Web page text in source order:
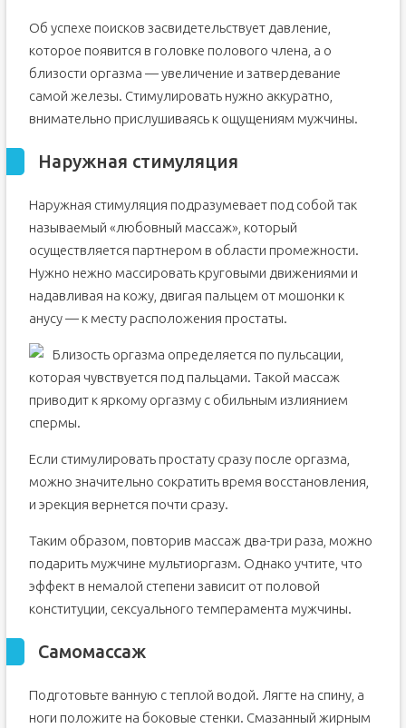
Об успехе поисков засвидетельствует давление,
которое появится в головке полового члена, а о
близости оргазма — увеличение и затвердевание
самой железы. Стимулировать нужно аккуратно,
внимательно прислушиваясь к ощущениям мужчины.
Наружная стимуляция
Наружная стимуляция подразумевает под собой так
называемый «любовный массаж», который
осуществляется партнером в области промежности.
Нужно нежно массировать круговыми движениями и
надавливая на кожу, двигая пальцем от мошонки к
анусу — к месту расположения простаты.
Близость оргазма определяется по пульсации,
которая чувствуется под пальцами. Такой массаж
приводит к яркому оргазму с обильным излиянием
спермы.
Если стимулировать простату сразу после оргазма,
можно значительно сократить время восстановления,
и эрекция вернется почти сразу.
Таким образом, повторив массаж два-три раза, можно
подарить мужчине мультиоргазм. Однако учтите, что
эффект в немалой степени зависит от половой
конституции, сексуального темперамента мужчины.
Самомассаж
Подготовьте ванную с теплой водой. Лягте на спину, а
ноги положите на боковые стенки. Смазанный жирным